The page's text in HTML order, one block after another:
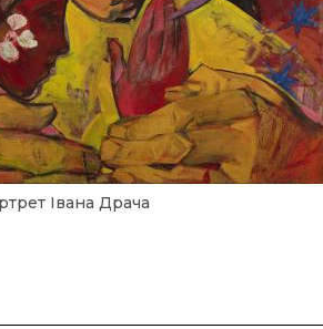
Івана Драча